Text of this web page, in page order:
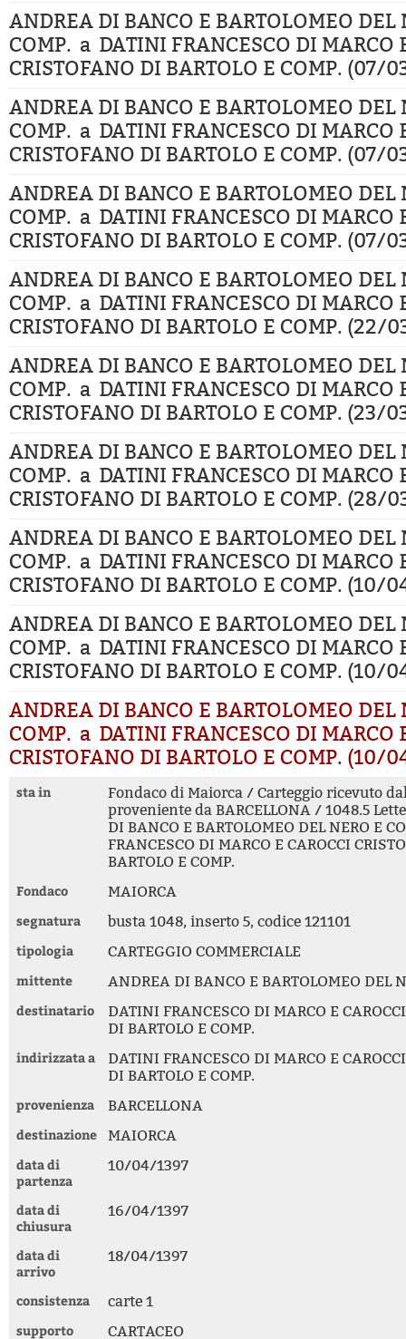
ANDREA DI BANCO E BARTOLOMEO DEL
COMP. a DATINI FRANCESCO DI MARCO
CRISTOFANO DI BARTOLO E COMP. (07/
ANDREA DI BANCO E BARTOLOMEO DEL
COMP. a DATINI FRANCESCO DI MARCO
CRISTOFANO DI BARTOLO E COMP. (07/
ANDREA DI BANCO E BARTOLOMEO DEL
COMP. a DATINI FRANCESCO DI MARCO
CRISTOFANO DI BARTOLO E COMP. (07/
ANDREA DI BANCO E BARTOLOMEO DEL
COMP. a DATINI FRANCESCO DI MARCO
CRISTOFANO DI BARTOLO E COMP. (22/
ANDREA DI BANCO E BARTOLOMEO DEL
COMP. a DATINI FRANCESCO DI MARCO
CRISTOFANO DI BARTOLO E COMP. (23/
ANDREA DI BANCO E BARTOLOMEO DEL
COMP. a DATINI FRANCESCO DI MARCO
CRISTOFANO DI BARTOLO E COMP. (28/
ANDREA DI BANCO E BARTOLOMEO DEL
COMP. a DATINI FRANCESCO DI MARCO
CRISTOFANO DI BARTOLO E COMP. (10/
ANDREA DI BANCO E BARTOLOMEO DEL
COMP. a DATINI FRANCESCO DI MARCO
CRISTOFANO DI BARTOLO E COMP. (10/
ANDREA DI BANCO E BARTOLOMEO DEL
COMP. a DATINI FRANCESCO DI MARCO
CRISTOFANO DI BARTOLO E COMP. (10/
sta in
Fondaco di Maiorca / Carteggio ricevuto
proveniente da BARCELLONA / 1048.5
DI BANCO E BARTOLOMEO DEL NERO E
FRANCESCO DI MARCO E CAROCCI
BARTOLO E COMP.
Fondaco
MAIORCA
segnatura
busta 1048, inserto 5, codice 121101
tipologia
CARTEGGIO COMMERCIALE
mittente
ANDREA DI BANCO E BARTOLOMEO DEL
destinatario
DATINI FRANCESCO DI MARCO E
DI BARTOLO E COMP.
indirizzata a
DATINI FRANCESCO DI MARCO E
DI BARTOLO E COMP.
provenienza
BARCELLONA
destinazione
MAIORCA
data di
partenza
10/04/1397
data di
chiusura
16/04/1397
data di
arrivo
18/04/1397
consistenza
carte 1
supporto
CARTACEO